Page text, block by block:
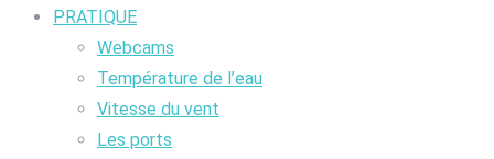
PRATIQUE
Webcams
Température de l’eau
Vitesse du vent
Les ports